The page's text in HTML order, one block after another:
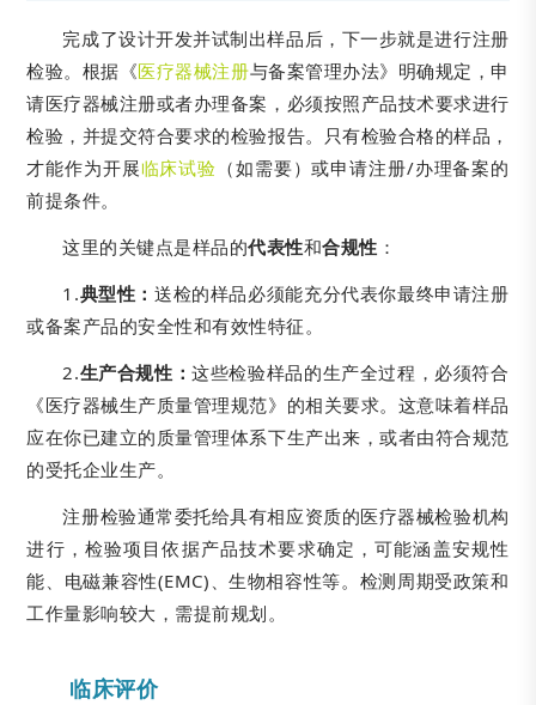
完成了设计开发并试制出样品后，下一步就是进行注册
检验。根据《医疗器械注册与备案管理办法》明确规定，申
请医疗器械注册或者办理备案，必须按照产品技术要求进行
检验，并提交符合要求的检验报告。只有检验合格的样品，
才能作为开展临床试验 （如需要）或申请注册/办理备案的
前提条件。
这里的关键点是样品的代表性和合规性 ：
1.典型性： 送检的样品必须能充分代表你最终申请注册
或备案产品的安全性和有效性特征。
2.生产合规性：这些检验样品的生产全过程，必须符合
《医疗器械生产质量管理规范》的相关要求。这意味着样品
应在你已建立的质量管理体系下生产出来，或者由符合规范
的受托企业生产。
注册检验通常委托给具有相应资质的医疗器械检验机构
进行，检验项目依据产品技术要求确定，可能涵盖安规性
能、电磁兼容性(EMC)、生物相容性等。检测周期受政策和
工作量影响较大，需提前规划。
临床评价